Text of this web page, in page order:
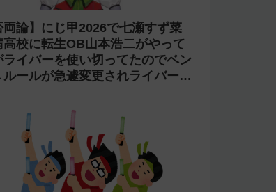
両論】にじ甲2026で七瀬すず菜
高校に転生OB山本浩二がやって
ライバーを使い切ってたのでベン
ールが急遽変更されライバーの